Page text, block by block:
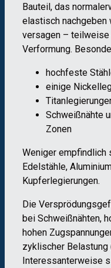
Bauteil, das
elastisch nachgeben
versagen –
Verformung.
hochfeste
einige
Schweißnähte
Zonen
Weniger empfindlich
Edelstähle,
Kupferlegierungen.
Die
bei Schweißnähten,
hohen
zyklischer Belastung
Interessanterweise